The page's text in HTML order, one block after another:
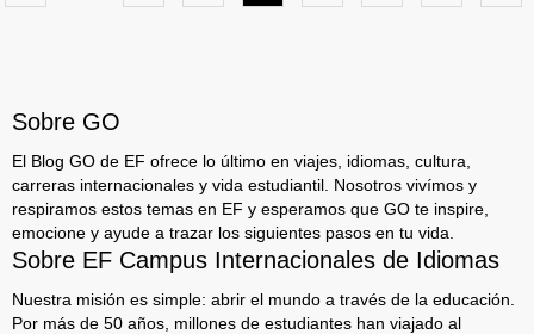
Sobre GO
El Blog GO de EF ofrece lo último en viajes, idiomas, cultura,
carreras internacionales y vida estudiantil. Nosotros vivímos y
respiramos estos temas en EF y esperamos que GO te inspire,
emocione y ayude a trazar los siguientes pasos en tu vida.
Sobre EF Campus Internacionales de Idiomas
Nuestra misión es simple: abrir el mundo a través de la educación.
Por más de 50 años, millones de estudiantes han viajado al